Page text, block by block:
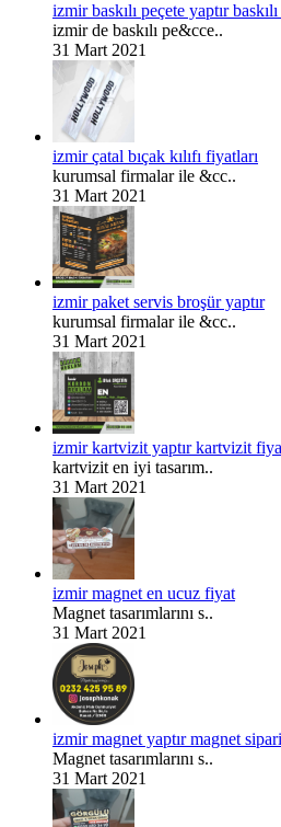
izmir baskılı peçete yaptır
izmir de baskılı pe&cce..
31 Mart 2021
izmir çatal bıçak kılıfı fiyatları
kurumsal firmalar ile &cc..
31 Mart 2021
izmir paket servis broşür yaptır
kurumsal firmalar ile &cc..
31 Mart 2021
izmir kartvizit yaptır kartvizit
kartvizit en iyi tasarım..
31 Mart 2021
izmir magnet en ucuz fiyat
Magnet tasarımlarını s..
31 Mart 2021
izmir magnet yaptır magnet
Magnet tasarımlarını s..
31 Mart 2021